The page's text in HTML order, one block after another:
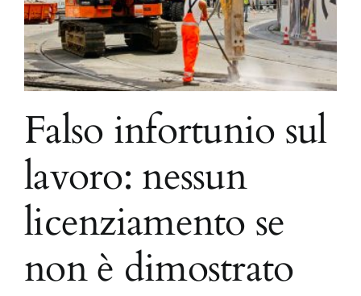
Falso infortunio sul
lavoro: nessun
licenziamento se
non è dimostrato